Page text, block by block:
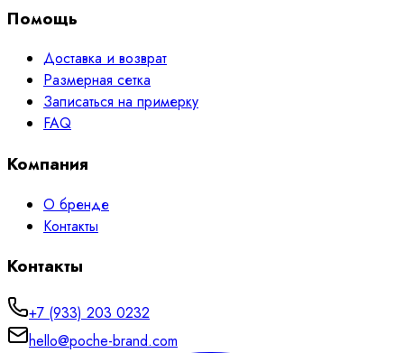
Помощь
Доставка и возврат
Размерная сетка
Записаться на примерку
FAQ
Компания
О бренде
Контакты
Контакты
+7 (933) 203 0232
hello@poche-brand.com